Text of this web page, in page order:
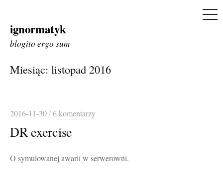
Skip
to
ignormatyk
blogito ergo sum
Miesiąc: listopad 2016
2016-11-30/6 komentarzy
DR exercise
O symulowanej awarii w serwerowni.